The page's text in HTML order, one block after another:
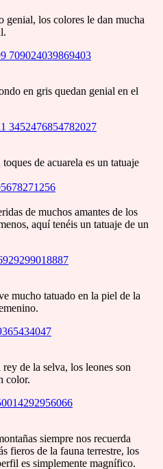
genial, los colores le dan mucha
en gris quedan genial en el
de acuarela es un tatuaje
de muchos amantes de los
aquí tenéis un tatuaje de un
mucho tatuado en la piel de la
de la selva, los leones son
color.
siempre nos recuerda
fieros de la fauna terrestre, los
es simplemente magnífico.